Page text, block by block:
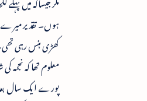
ہوں۔ تقدیر
کھڑی ہنس رہی
معلوم تھا کہ نجمہ
پورے ایک سال بعد